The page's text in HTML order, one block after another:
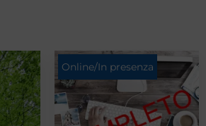
Online/In presenza